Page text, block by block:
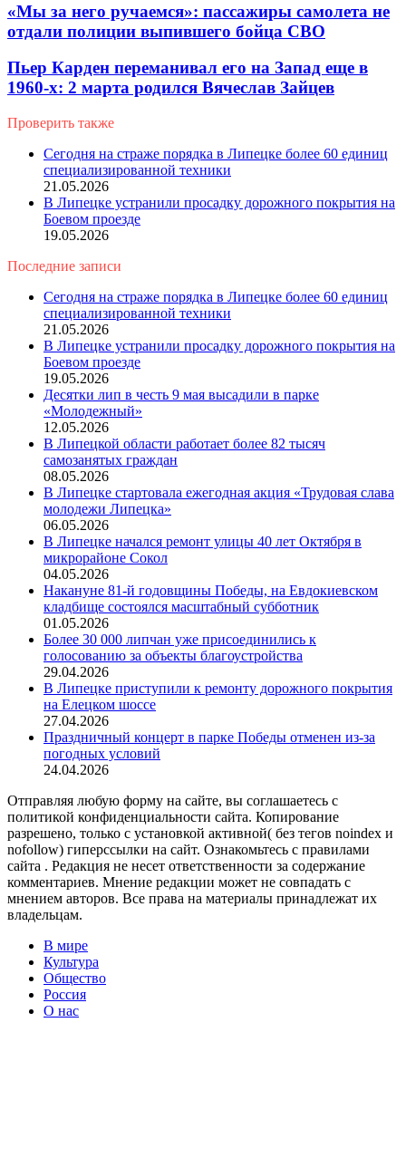
«Мы за него ручаемся»: пассажиры самолета не
отдали полиции выпившего бойца СВО
Пьер Карден переманивал его на Запад еще в
1960-х: 2 марта родился Вячеслав Зайцев
Проверить также
Сегодня на страже порядка в Липецке более 60 единиц
специализированной техники
21.05.2026
В Липецке устранили просадку дорожного покрытия на
Боевом проезде
19.05.2026
Последние записи
Сегодня на страже порядка в Липецке более 60 единиц
специализированной техники
21.05.2026
В Липецке устранили просадку дорожного покрытия на
Боевом проезде
19.05.2026
Десятки лип в честь 9 мая высадили в парке
«Молодежный»
12.05.2026
В Липецкой области работает более 82 тысяч
самозанятых граждан
08.05.2026
В Липецке стартовала ежегодная акция «Трудовая слава
молодежи Липецка»
06.05.2026
В Липецке начался ремонт улицы 40 лет Октября в
микрорайоне Сокол
04.05.2026
Накануне 81-й годовщины Победы, на Евдокиевском
кладбище состоялся масштабный субботник
01.05.2026
Более 30 000 липчан уже присоединились к
голосованию за объекты благоустройства
29.04.2026
В Липецке приступили к ремонту дорожного покрытия
на Елецком шоссе
27.04.2026
Праздничный концерт в парке Победы отменен из-за
погодных условий
24.04.2026
Отправляя любую форму на сайте, вы соглашаетесь с
политикой конфиденциальности сайта. Копирование
разрешено, только с установкой активной( без тегов noindex и
nofollow) гиперссылки на сайт. Ознакомьтесь с правилами
сайта . Редакция не несет ответственности за содержание
комментариев. Мнение редакции может не совпадать с
мнением авторов. Все права на материалы принадлежат их
владельцам.
В мире
Культура
Общество
Россия
О нас